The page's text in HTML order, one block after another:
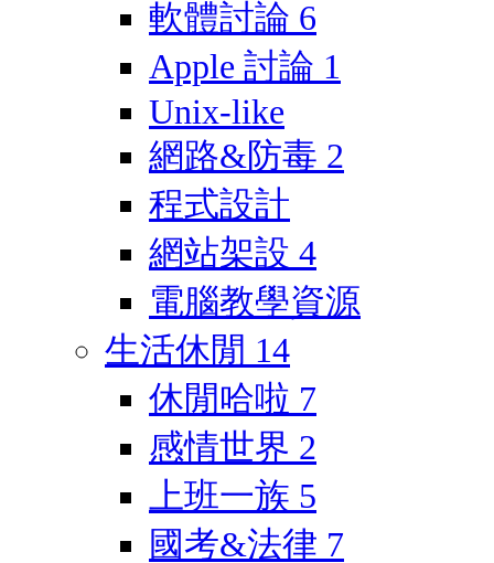
軟體討論 6
Apple 討論 1
Unix-like
網路&防毒 2
程式設計
網站架設 4
電腦教學資源
生活休閒 14
休閒哈啦 7
感情世界 2
上班一族 5
國考&法律 7